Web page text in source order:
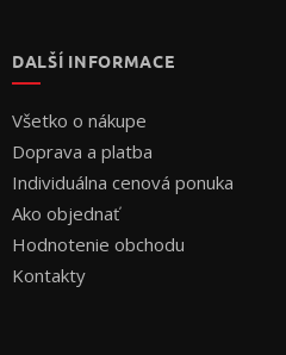
DALŠÍ INFORMACE
Všetko o nákupe
Doprava a platba
Individuálna cenová ponuka
Ako objednať
Hodnotenie obchodu
Kontakty